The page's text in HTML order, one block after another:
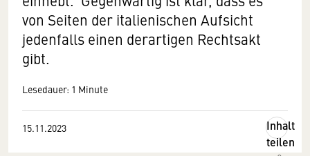
von Seiten der italienischen Aufsicht
jedenfalls einen derartigen Rechtsakt
gibt.
Lesedauer: 1 Minute
15.11.2023
Inhalt
teilen